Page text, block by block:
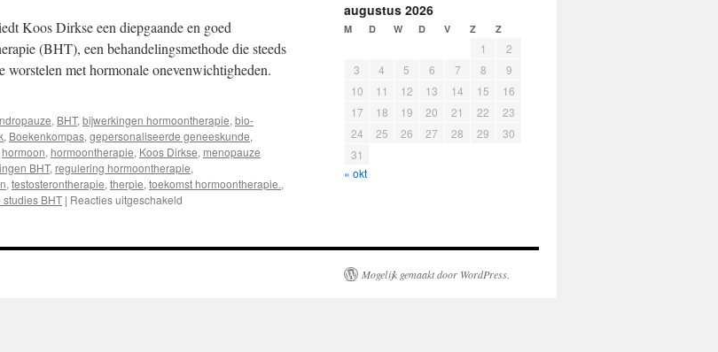
Koos Dirkse een diepgaande en goed
(BHT), een behandelingsmethode die steeds
worstelen met hormonale onevenwichtigheden.
, BHT, bijwerkingen hormoontherapie, bio-
, Boekenkompas, gepersonaliseerde geneeskunde,
hormoon, hormoontherapie, Koos Dirkse, menopauze
BHT, regulering hormoontherapie,
, testosterontherapie, therpie, toekomst hormoontherapie.,
BHT | Reacties uitgeschakeld
“Hormonen
augustus 2026
M D W D V Z Z
1
2
3
4 5 6 7 8
9
10
11 12 13 14 15
16
17
18 19 20 21 22
23
24
25 26 27 28 29
30
31
« okt
Mogelijk gemaakt door WordPress.